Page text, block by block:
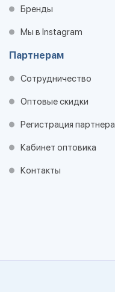
Бренды
Мы в Instagram
Партнерам
Сотрудничество
Оптовые скидки
Регистрация партнера
Кабинет оптовика
Контакты